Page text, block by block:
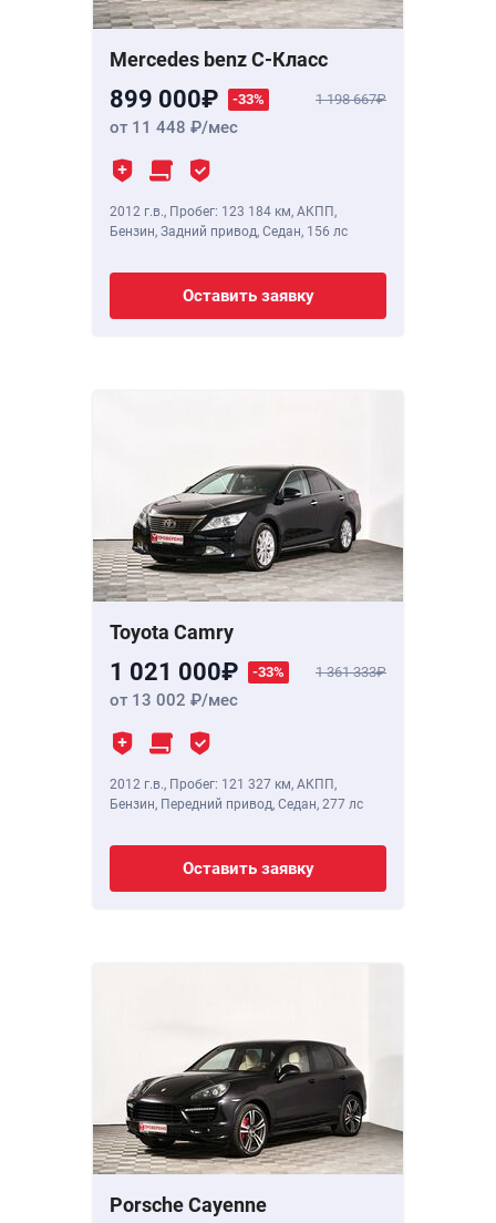
Mercedes benz C-Класс
899 000 -33% 1 198 667
от 11 448 /мес
2012 г.в., Пробег: 123 184 км, АКПП,
Бензин, Задний привод, Седан, 156 лс
Оставить заявку
Toyota Camry
1 021 000 -33% 1 361 333
от 13 002 /мес
2012 г.в., Пробег: 121 327 км, АКПП,
Бензин, Передний привод, Седан, 277 лс
Оставить заявку
Porsche Cayenne